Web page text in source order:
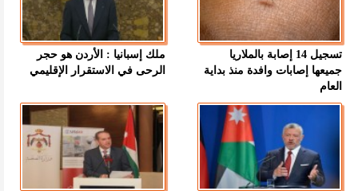
تسجيل 14 إصابة بالملاريا
جميعها إصابات وافدة منذ بداية
العام
ملك إسبانيا : الأردن هو حجر
الرحى في الاستقرار الإقليمي